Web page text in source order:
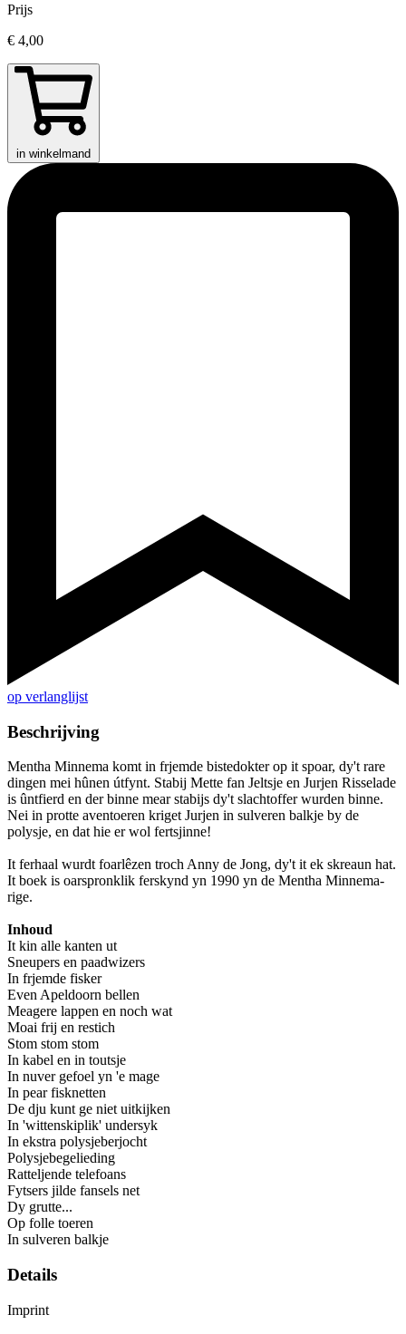
Prijs
€ 4,00
in winkelmand
op verlanglijst
Beschrijving
Mentha Minnema komt in frjemde bistedokter op it spoar, dy't rare
dingen mei hûnen útfynt. Stabij Mette fan Jeltsje en Jurjen Risselade
is ûntfierd en der binne mear stabijs dy't slachtoffer wurden binne.
Nei in protte aventoeren kriget Jurjen in sulveren balkje by de
polysje, en dat hie er wol fertsjinne!
It ferhaal wurdt foarlêzen troch Anny de Jong, dy't it ek skreaun hat.
It boek is oarspronklik ferskynd yn 1990 yn de Mentha Minnema-
rige.
Inhoud
It kin alle kanten ut
Sneupers en paadwizers
In frjemde fisker
Even Apeldoorn bellen
Meagere lappen en noch wat
Moai frij en restich
Stom stom stom
In kabel en in toutsje
In nuver gefoel yn 'e mage
In pear fisknetten
De dju kunt ge niet uitkijken
In 'wittenskiplik' undersyk
In ekstra polysjeberjocht
Polysjebegelieding
Ratteljende telefoans
Fytsers jilde fansels net
Dy grutte...
Op folle toeren
In sulveren balkje
Details
Imprint